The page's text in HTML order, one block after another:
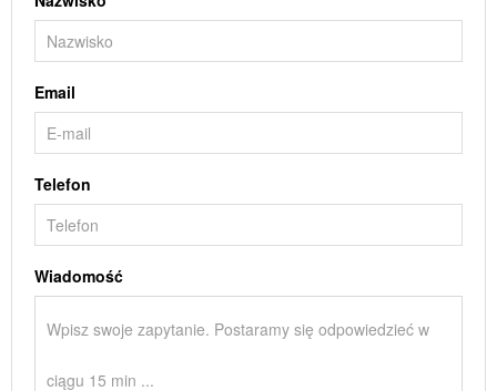
Email
Telefon
Wiadomość